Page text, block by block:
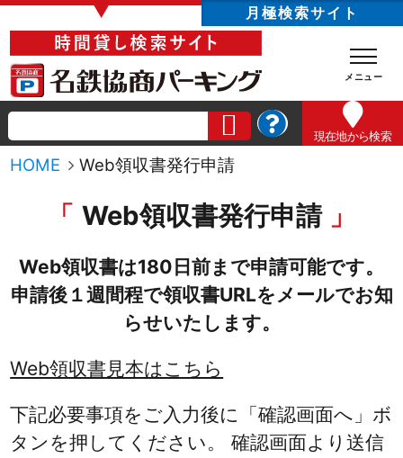
▼ 月極検索サイト
現在地から検索
HOME Web領収書発行申請
Web領収書発行申請
Web領収書は180日前まで申請可能です。
申請後１週間程で領収書URLをメールでお知
らせいたします。
Web領収書見本はこちら
下記必要事項をご入力後に「確認画面へ」ボ
タンを押してください。 確認画面より送信